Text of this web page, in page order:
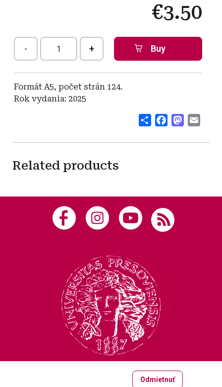
€3.50
- +
Formát A5, počet strán 124.
Rok vydania: 2025
ShareFacebook
Related products
Copyright © 2005-2026
Odmietnuť